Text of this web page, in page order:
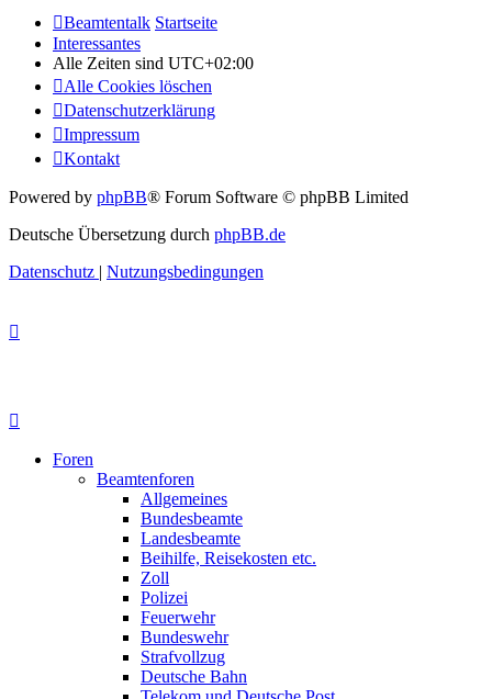
Beamtentalk Startseite
Interessantes
Alle Zeiten sind UTC+02:00
Alle Cookies löschen
Datenschutzerklärung
Impressum
Kontakt
Powered by phpBB® Forum Software © phpBB Limited
Deutsche Übersetzung durch phpBB.de
Datenschutz | Nutzungsbedingungen
Foren
Beamtenforen
Allgemeines
Bundesbeamte
Landesbeamte
Beihilfe, Reisekosten etc.
Zoll
Polizei
Feuerwehr
Bundeswehr
Strafvollzug
Deutsche Bahn